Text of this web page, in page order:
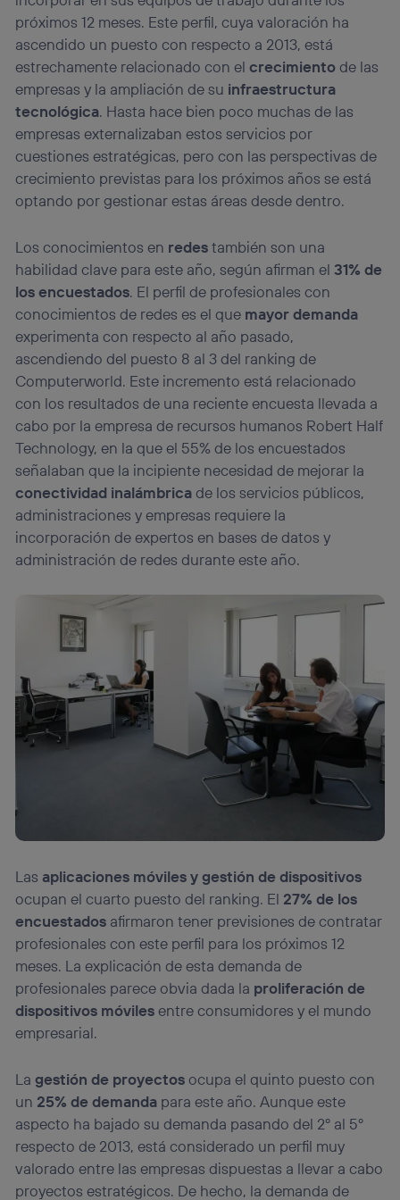
próximos 12 meses. Este perfil, cuya valoración ha
ascendido un puesto con respecto a 2013, está
estrechamente relacionado con elcrecimientode las
empresas y la ampliación de su infraestructura
tecnológica. Hasta hace bien poco muchas de las
empresas externalizaban estos servicios por
cuestiones estratégicas, pero con las perspectivas de
crecimiento previstas para los próximos años se está
optando por gestionar estas áreas desde dentro.
Los conocimientos en redestambién son una
habilidad clave para este año, según afirman el 31% de
los encuestados. El perfil de profesionales con
conocimientos de redes es el que mayor demanda
experimenta con respecto al año pasado,
ascendiendo del puesto 8 al 3 del ranking de
Computerworld. Este incremento está relacionado
con los resultados de una reciente encuesta llevada a
cabo por la empresa de recursos humanos Robert Half
Technology, en la que el 55% de los encuestados
señalaban que la incipiente necesidad de mejorar la
conectividad inalámbricade los servicios públicos,
administraciones y empresas requiere la
incorporación de expertos en bases de datos y
administración de redes durante este año.
Las aplicaciones móvilesy gestión de dispositivos
ocupan el cuarto puesto del ranking. El 27% de los
encuestados afirmaron tener previsiones de contratar
profesionales con este perfil para los próximos 12
meses. La explicación de esta demanda de
profesionales parece obvia dada la proliferación de
dispositivos móvilesentre consumidores y el mundo
empresarial.
Lagestión de proyectosocupa el quinto puesto con
un 25% de demanda para este año. Aunque este
aspecto ha bajado su demanda pasando del 2º al 5º
respecto de 2013, está considerado un perfil muy
valorado entre las empresas dispuestas a llevar a cabo
proyectos estratégicos. De hecho, la demanda de
(“consenthub”). Para más información, consulta
la política de privacidad de Utiq.